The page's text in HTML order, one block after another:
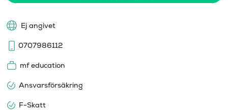
Ej angivet
0707986112
mf education
Ansvarsförsäkring
F-Skatt